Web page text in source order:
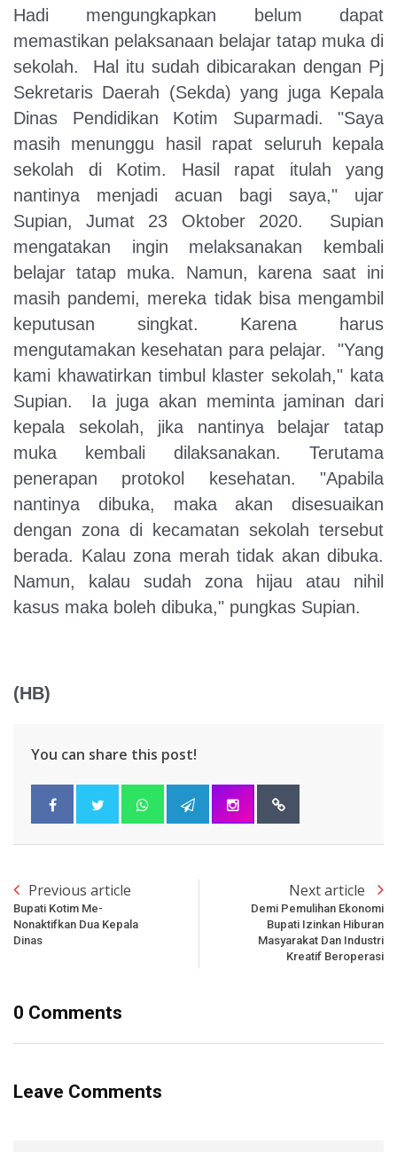
Hadi mengungkapkan belum dapat
memastikan pelaksanaan belajar tatap muka di
sekolah. Hal itu sudah dibicarakan dengan Pj
Sekretaris Daerah (Sekda) yang juga Kepala
Dinas Pendidikan Kotim Suparmadi. "Saya
masih menunggu hasil rapat seluruh kepala
sekolah di Kotim. Hasil rapat itulah yang
nantinya menjadi acuan bagi saya," ujar
Supian, Jumat 23 Oktober 2020. Supian
mengatakan ingin melaksanakan kembali
belajar tatap muka. Namun, karena saat ini
masih pandemi, mereka tidak bisa mengambil
keputusan singkat. Karena harus
mengutamakan kesehatan para pelajar. "Yang
kami khawatirkan timbul klaster sekolah," kata
Supian. Ia juga akan meminta jaminan dari
kepala sekolah, jika nantinya belajar tatap
muka kembali dilaksanakan. Terutama
penerapan protokol kesehatan. "Apabila
nantinya dibuka, maka akan disesuaikan
dengan zona di kecamatan sekolah tersebut
berada. Kalau zona merah tidak akan dibuka.
Namun, kalau sudah zona hijau atau nihil
kasus maka boleh dibuka," pungkas Supian.
(HB)
You can share this post!
Previous article
Bupati Kotim Me-
Nonaktifkan Dua Kepala
Dinas
Next article
Demi Pemulihan Ekonomi
Bupati Izinkan Hiburan
Masyarakat Dan Industri
Kreatif Beroperasi
0 Comments
Leave Comments